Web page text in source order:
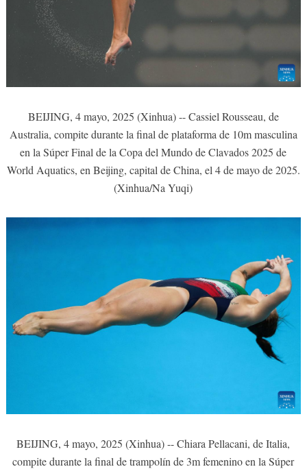
BEIJING, 4 mayo, 2025 (Xinhua) -- Cassiel Rousseau, de
Australia, compite durante la final de plataforma de 10m masculina
en la Súper Final de la Copa del Mundo de Clavados 2025 de
World Aquatics, en Beijing, capital de China, el 4 de mayo de 2025.
(Xinhua/Na Yuqi)
BEIJING, 4 mayo, 2025 (Xinhua) -- Chiara Pellacani, de Italia,
compite durante la final de trampolín de 3m femenino en la Súper